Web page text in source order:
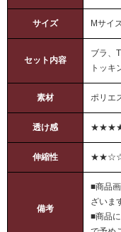
サイズ Mサイ
セット内容
ブラ、
トッキ
素材 ポリエ
透け感
伸縮性
備考
■商品
ざいま
■商品